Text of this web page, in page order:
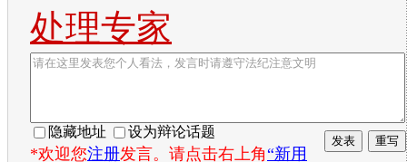
处理专家
隐藏地址 设为辩论话题
*欢迎您注册发言。请点击右上角“新用